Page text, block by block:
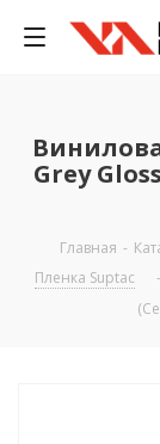
Grey
Главная -
Пленка Suptac
-